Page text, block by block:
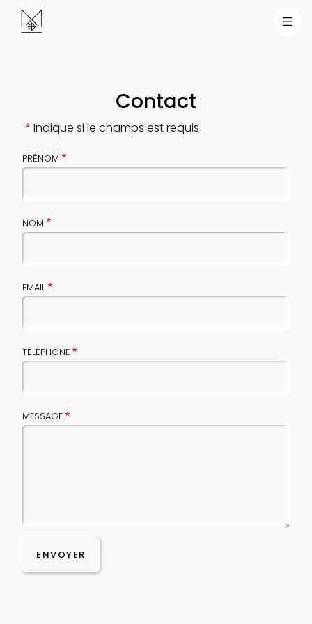
Aller au contenu principalContact
Indique si le champs est requis
PRÉNOM
NOM
EMAIL
TÉLÉPHONE
MESSAGE